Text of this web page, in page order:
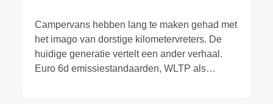
Campervans hebben lang te maken gehad met
het imago van dorstige kilometervreters. De
huidige generatie vertelt een ander verhaal.
Euro 6d emissiestandaarden, WLTP als